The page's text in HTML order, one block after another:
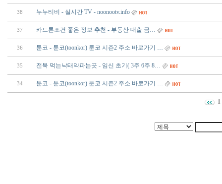
38 누누티비 - 실시간 TV - noonootv.info
37 카드론조건 좋은 정보 추천 - 부동산 대출 금…
36 툰코 - 툰코(toonkor) 툰코 시즌2 주소 바로가기 …
35 전북 먹는낙태약파는곳 - 임신 초기( 3주 6주 8…
34 툰코 - 툰코(toonkor) 툰코 시즌2 주소 바로가기 …
1